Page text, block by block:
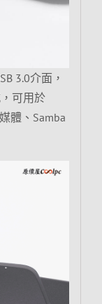
3.0介面，
，可用於
體、Samba